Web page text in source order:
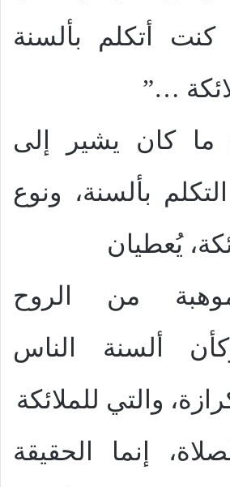
كنت أتكلم بألسنة
…”
13) ما كان يشير إلى
بألسنة، ونوع
يُعطيان
من الروح
ألسنة الناس
والتي للملائكة
إنما الحقيقة